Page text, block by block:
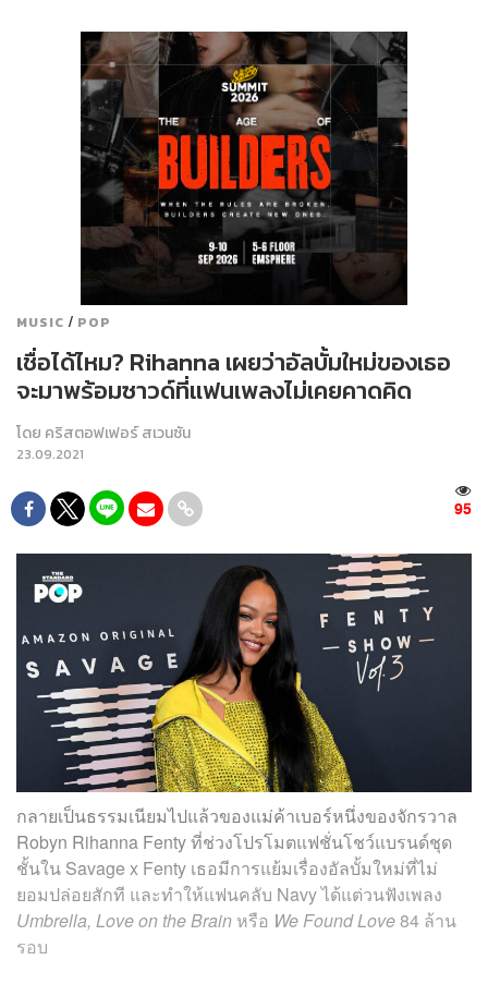
MUSIC / POP
เชื่อได้ไหม? Rihanna เผยว่าอัลบั้มใหม่ของเธอ
จะมาพร้อมซาวด์ที่แฟนเพลงไม่เคยคาดคิด
โดย คริสตอฟเฟอร์ สเวนซัน
23.09.2021
95
กลายเป็นธรรมเนียมไปแล้วของแม่ค้าเบอร์หนึ่งของจักรวาล
Robyn Rihanna Fenty ที่ช่วงโปรโมตแฟชั่นโชว์แบรนด์ชุด
ชั้นใน Savage x Fenty เธอมีการแย้มเรื่องอัลบั้มใหม่ที่ไม่
ยอมปล่อยสักที และทำให้แฟนคลับ Navy ได้แต่วนฟังเพลง
Umbrella, Love on the Brain หรือ We Found Love84 ล้าน
รอบ